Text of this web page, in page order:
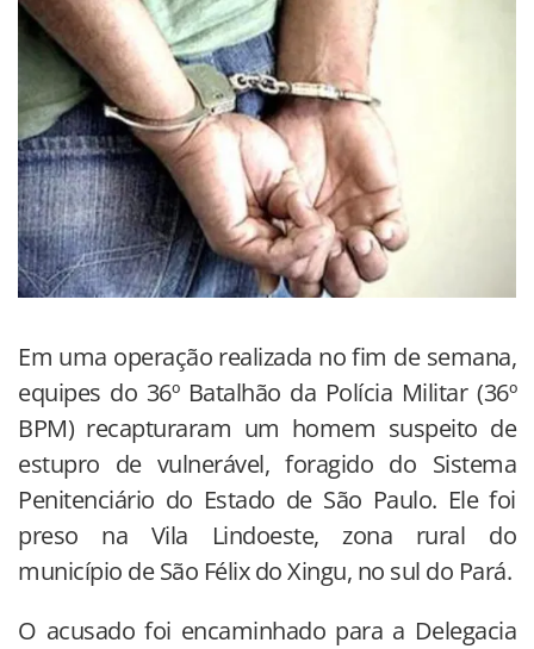
Em uma operação realizada no fim de semana,
equipes do 36º Batalhão da Polícia Militar (36º
BPM) recapturaram um homem suspeito de
estupro de vulnerável, foragido do Sistema
Penitenciário do Estado de São Paulo. Ele foi
preso na Vila Lindoeste, zona rural do
município de São Félix do Xingu, no sul do Pará.
O acusado foi encaminhado para a Delegacia